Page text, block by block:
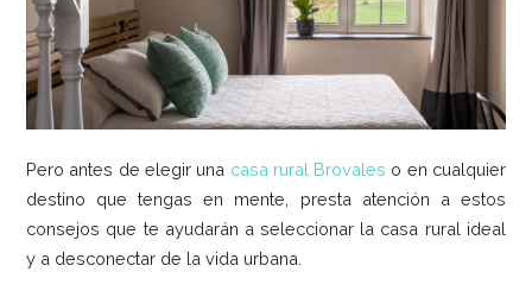
Pero antes de elegir una casa rural Brovales o en cualquier
destino que tengas en mente, presta atención a estos
consejos que te ayudarán a seleccionar la casa rural ideal
y a desconectar de la vida urbana.